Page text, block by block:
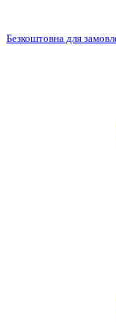
Безкоштовна для